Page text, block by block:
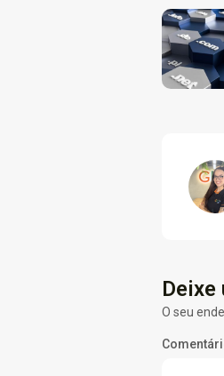
Deixe
O seu